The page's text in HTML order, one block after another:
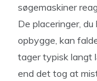
søgemaskiner
De placeringer,
opbygge, kan
tager typisk langt
end det tog at